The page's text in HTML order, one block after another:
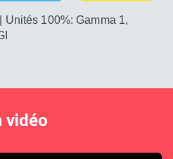
Unités 100%: Gamma 1,
de C-17 & C-
vidéo